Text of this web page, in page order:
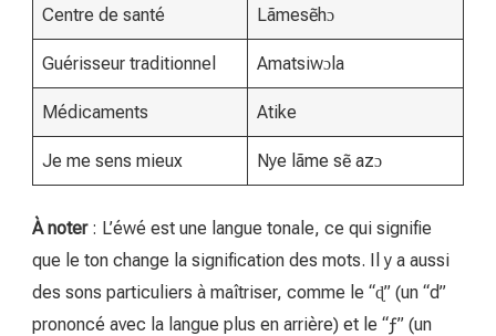
Centre de santé Lãmesẽhɔ
Guérisseur traditionnel Amatsiwɔla
Médicaments Atike
Je me sens mieux Nye lãme sẽ azɔ
À noter: L’éwé est une langue tonale, ce qui signifie
que le ton change la signification des mots. Il y a aussi
des sons particuliers à maîtriser, comme le “ɖ” (un “d”
prononcé avec la langue plus en arrière) et le “ƒ” (un